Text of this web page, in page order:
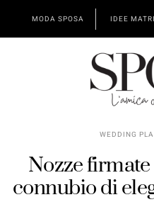
MODA SPOSA IDEE
WEDDING
Nozze
connubio di